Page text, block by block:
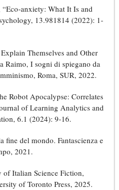
anxiety: What It Is and
13.981814 (2022): 1-
Themselves and Other
Raimo, I sogni di spiegano da
Roma, SUR, 2022.
Robot Apocalypse: Correlates
of Learning Analytics and
6.1 (2024): 9-16.
fine del mondo. Fantascienza e
2021.
Italian Science Fiction,
of Toronto Press, 2025.